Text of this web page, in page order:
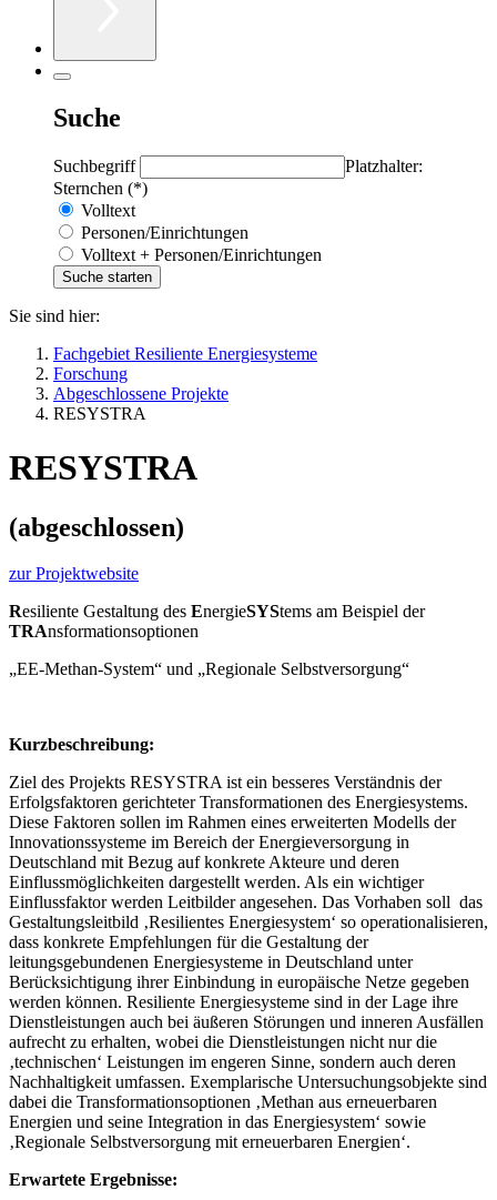
Suche
Suchbegriff
Platzhalter:
Sternchen (*)
Volltext
Personen/Einrichtungen
Volltext + Personen/Einrichtungen
Sie sind hier:
Fachgebiet Resiliente Energiesysteme
Forschung
Abgeschlossene Projekte
RESYSTRA
RESYSTRA
(abgeschlossen)
zur Projektwebsite
Resiliente Gestaltung des EnergieSYStems am Beispiel der
TRAnsformationsoptionen
„EE-Methan-System“ und „Regionale Selbstversorgung“
Kurzbeschreibung:
Ziel des Projekts RESYSTRA ist ein besseres Verständnis der
Erfolgsfaktoren gerichteter Transformationen des Energiesystems.
Diese Faktoren sollen im Rahmen eines erweiterten Modells der
Innovationssysteme im Bereich der Energieversorgung in
Deutschland mit Bezug auf konkrete Akteure und deren
Einflussmöglichkeiten dargestellt werden. Als ein wichtiger
Einflussfaktor werden Leitbilder angesehen. Das Vorhaben soll das
Gestaltungsleitbild ‚Resilientes Energiesystem‘ so operationalisieren,
dass konkrete Empfehlungen für die Gestaltung der
leitungsgebundenen Energiesysteme in Deutschland unter
Berücksichtigung ihrer Einbindung in europäische Netze gegeben
werden können. Resiliente Energiesysteme sind in der Lage ihre
Dienstleistungen auch bei äußeren Störungen und inneren Ausfällen
aufrecht zu erhalten, wobei die Dienstleistungen nicht nur die
‚technischen‘ Leistungen im engeren Sinne, sondern auch deren
Nachhaltigkeit umfassen. Exemplarische Untersuchungsobjekte sind
dabei die Transformationsoptionen ‚Methan aus erneuerbaren
Energien und seine Integration in das Energiesystem‘ sowie
‚Regionale Selbstversorgung mit erneuerbaren Energien‘.
Erwartete Ergebnisse: